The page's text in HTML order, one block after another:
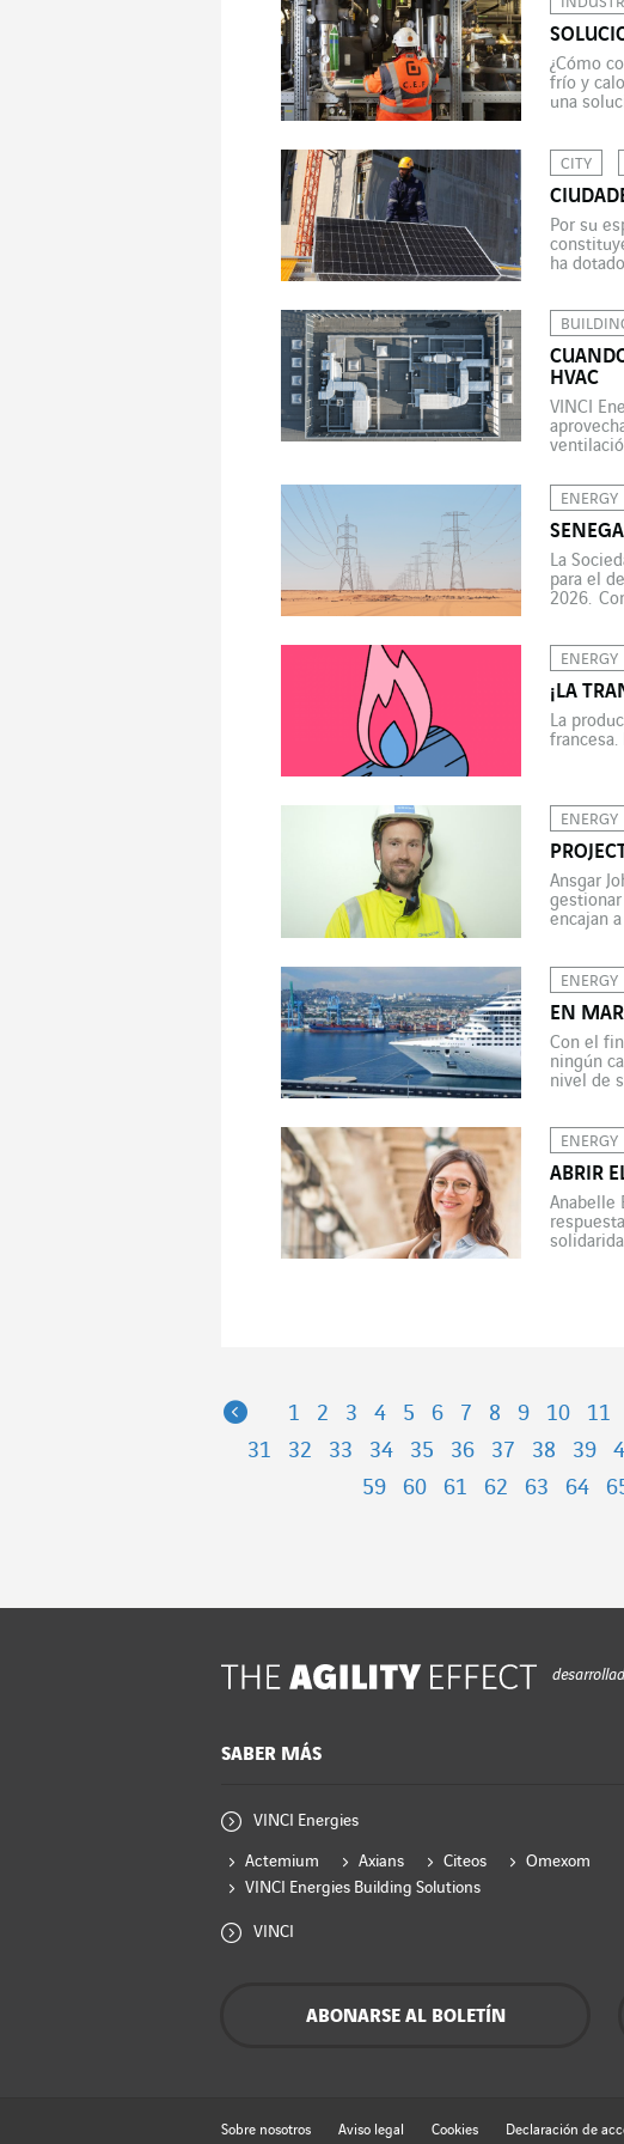
¿Cómo
frío y
una
CITY
Por su
ha
HVAC
VINCI
ENERGY
La
para el
2026.
ENERGY
¡LA
La
ENERGY
Ansgar
encajan
ENERGY
EN
Con el
ningún
nivel de
ENERGY
ABRIR
Anabelle
Previous
1 2 3 4 5 6 7 8 9 10 11
31
32 33 34 35 36 37 38 39
59
60 61 62 63 64
SABER MÁS
VINCI Energies
Actemium Axians Citeos
Omexom
VINCI Energies Building Solutions
VINCI
ABONARSE AL BOLETÍN
Sobre nosotros Aviso legal Cookies Declaración de